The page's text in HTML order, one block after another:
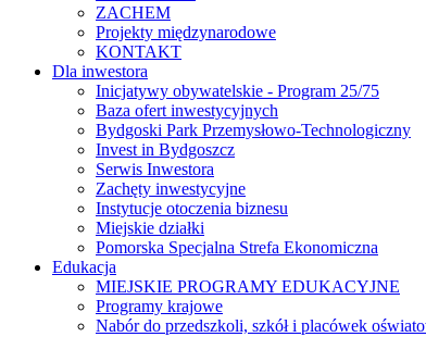
ZACHEM
Projekty międzynarodowe
KONTAKT
Dla inwestora
Inicjatywy obywatelskie - Program 25/75
Baza ofert inwestycyjnych
Bydgoski Park Przemysłowo-Technologiczny
Invest in Bydgoszcz
Serwis Inwestora
Zachęty inwestycyjne
Instytucje otoczenia biznesu
Miejskie działki
Pomorska Specjalna Strefa Ekonomiczna
Edukacja
MIEJSKIE PROGRAMY EDUKACYJNE
Programy krajowe
Nabór do przedszkoli, szkół i placówek